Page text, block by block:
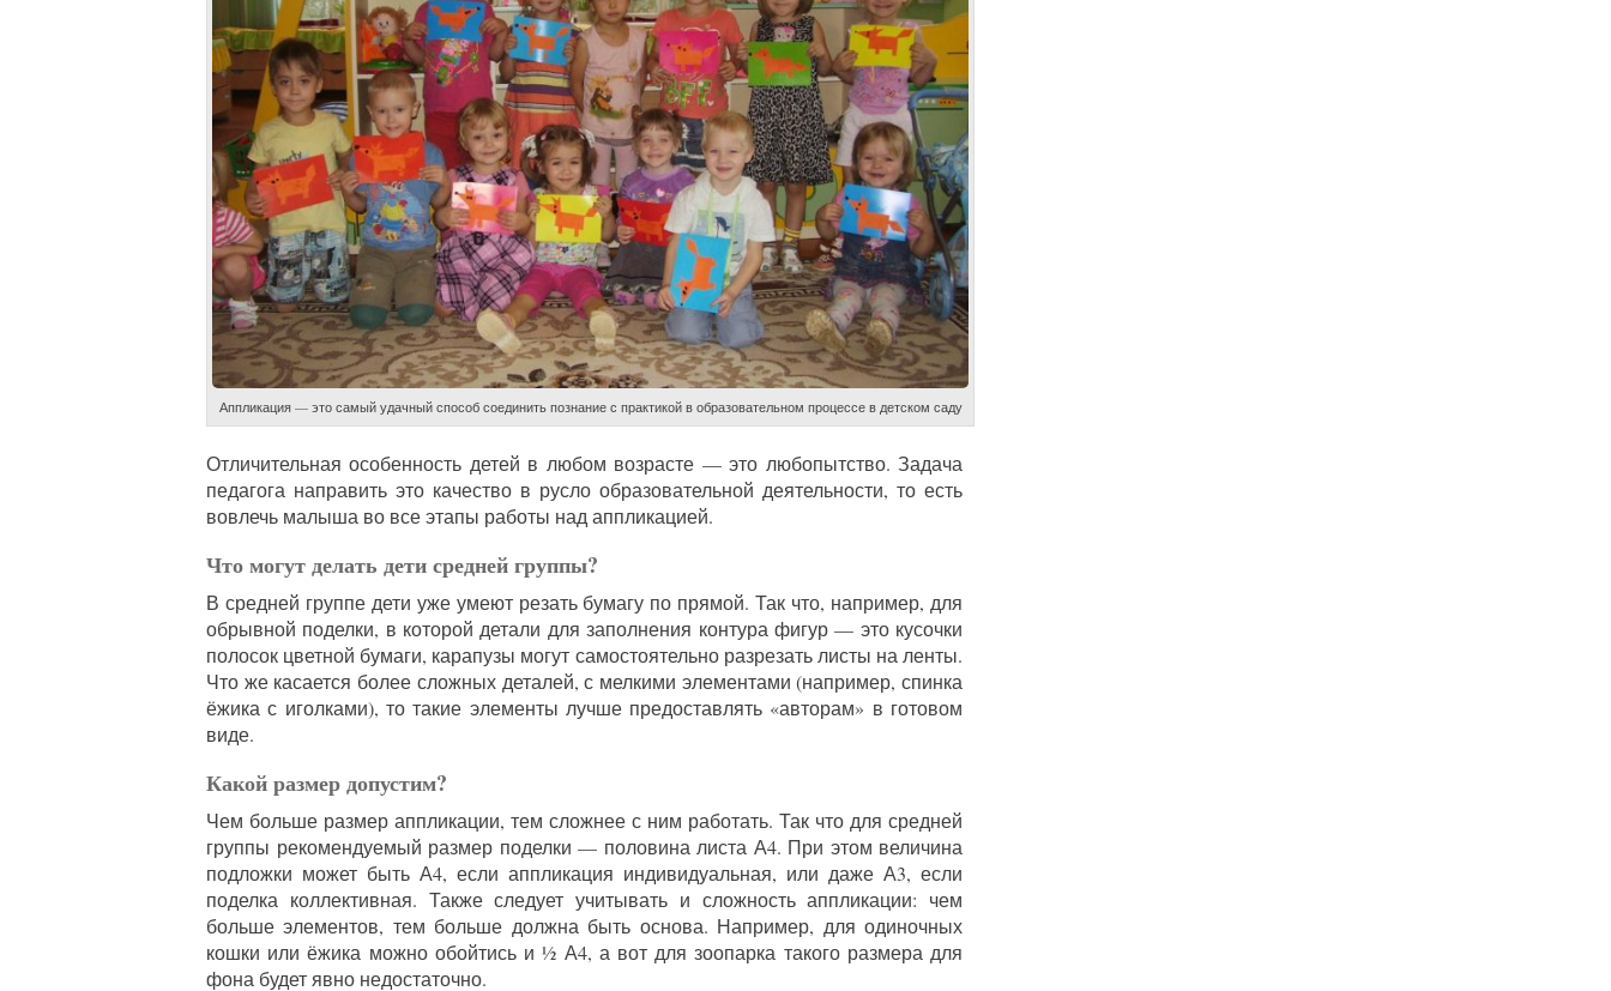
Аппликация — это самый удачный способ соединить познание с практикой в образовательном процессе в детском саду
Отличительная особенность детей в любом возрасте — это любопытство. Задача
педагога направить это качество в русло образовательной деятельности, то есть
вовлечь малыша во все этапы работы над аппликацией.
Что могут делать дети средней группы?
В средней группе дети уже умеют резать бумагу по прямой. Так что, например, для
обрывной поделки, в которой детали для заполнения контура фигур — это кусочки
полосок цветной бумаги, карапузы могут самостоятельно разрезать листы на ленты.
Что же касается более сложных деталей, с мелкими элементами (например, спинка
ёжика с иголками), то такие элементы лучше предоставлять «авторам» в готовом
виде.
Какой размер допустим?
Чем больше размер аппликации, тем сложнее с ним работать. Так что для средней
группы рекомендуемый размер поделки — половина листа А4. При этом величина
подложки может быть А4, если аппликация индивидуальная, или даже А3, если
поделка коллективная. Также следует учитывать и сложность аппликации: чем
больше элементов, тем больше должна быть основа. Например, для одиночных
кошки или ёжика можно обойтись и ½ А4, а вот для зоопарка такого размера для
фона будет явно недостаточно.